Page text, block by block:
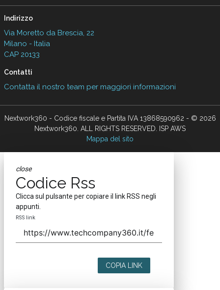
Indirizzo
Via Moretto da Brescia, 22
Milano - Italia
CAP 20133
Contatti
Contatta il nostro team per maggiori informazioni
Nextwork360 - Codice fiscale e Partita IVA 13868590962 - © 2026
Nextwork360. ALL RIGHTS RESERVED. ISP AWS
Mappa del sito
close
Codice Rss
Clicca sul pulsante per copiare il link RSS negli
appunti.
RSS link
COPIA LINK